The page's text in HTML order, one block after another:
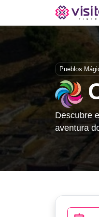
Pueblos
Descubre
aventura